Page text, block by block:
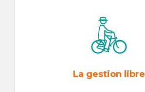
La gestion libre